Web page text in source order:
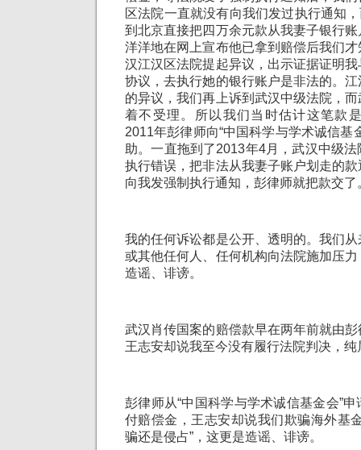
区法院一直就没有向我们发过执行通知
到北京直接把四万余元款从我妻子银行
洋洋地在网上宣布他已拿到赔偿后我们
汉江汉区法院提起异议，出示证据证明
协议，去执行她的银行账户是非法的。
的异议，我们再上诉到武汉中级法院，
着不受理。所以我们当时估计这笔款
2011年彭律师向“中国科学与学术诚信基
助。一直拖到了2013年4月，武汉中级
执行错误，把非法从我妻子账户划走的
向我发强制执行通知，彭律师就把款交了
我的任何诉讼都是公开、透明的。我们
或其他任何人、任何机构向法院施加压
造谣、诽谤。
武汉肖传国案的赔偿款早在两年前就由
王志安却说我至今没有履行法院判决，
彭律师从“中国科学与学术诚信基金会”
付赔偿金，王志安却说我们欺骗海外基
骗还是侵占”，这更是造谣、诽谤。